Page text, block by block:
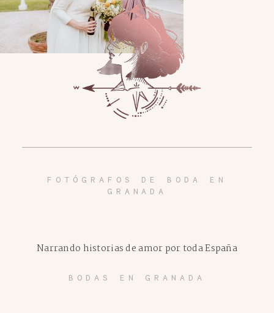
FOTÓGRAFOS DE BODA EN
GRANADA
BODAS EN GRANADA
Narrando historias de amor por toda España